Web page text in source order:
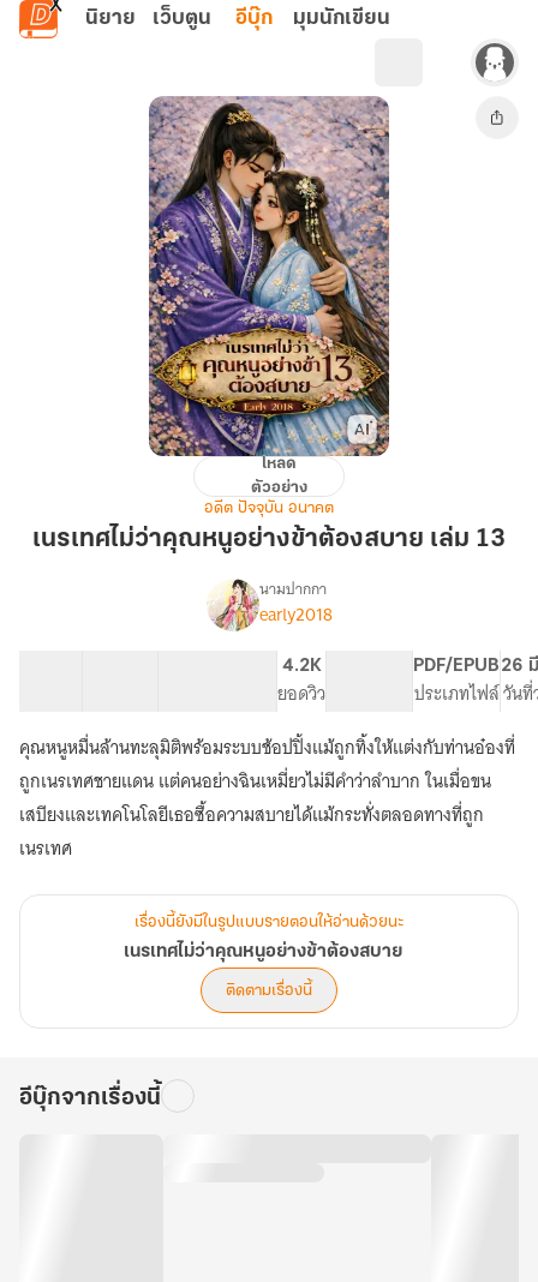
ข้ามไปยังเนื้อหาหลัก
นิยาย เว็บตูน อีบุ๊ก มุมนักเขียน
เนรเทศ
ว่า
คุณ
13
โหลด
ตัวอย่าง
อดีต ปัจจุบัน อนาคต
เนรเทศไม่ว่าคุณหนูอย่างข้าต้องสบาย เล่ม 13
เรื่อง
ไม่
ว่า
คุณ
หนู
อย่าง
ข้า
ต้อง
สบาย
นามปากกา
early2018
4.2K
ยอดวิว
PDF/EPUB
ประเภทไฟล์
26
วันที่
คุณหนูหมื่นล้านทะลุมิติพร้อมระบบช้อปปิ้งแม้ถูกทิ้งให้แต่งกับท่านอ๋องที่
ถูกเนรเทศชายแดน แต่คนอย่างฉินเหมี่ยวไม่มีคำว่าลำบาก ในเมื่อขน
เสบียงและเทคโนโลยีเธอซื้อความสบายได้แม้กระทั่งตลอดทางที่ถูก
เนรเทศ
เรื่องนี้ยังมีในรูปแบบรายตอนให้อ่านด้วยนะ
เนรเทศไม่ว่าคุณหนูอย่างข้าต้องสบาย
ติดตามเรื่องนี้
อีบุ๊กจากเรื่องนี้